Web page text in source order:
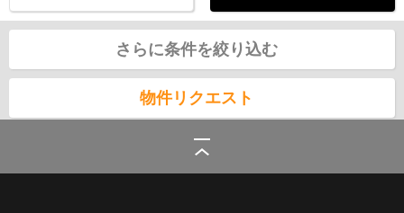
さらに条件を絞り込む
物件リクエスト
東京メトロ半蔵門線の賃貸